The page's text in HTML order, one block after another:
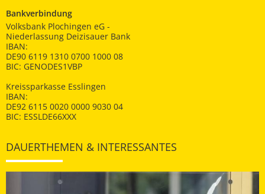
Bankverbindung
Volksbank Plochingen eG -
Niederlassung Deizisauer Bank
IBAN:
DE90 6119 1310 0700 1000 08
BIC: GENODES1VBP
Kreissparkasse Esslingen
IBAN:
DE92 6115 0020 0000 9030 04
BIC: ESSLDE66XXX
DAUERTHEMEN & INTERESSANTES